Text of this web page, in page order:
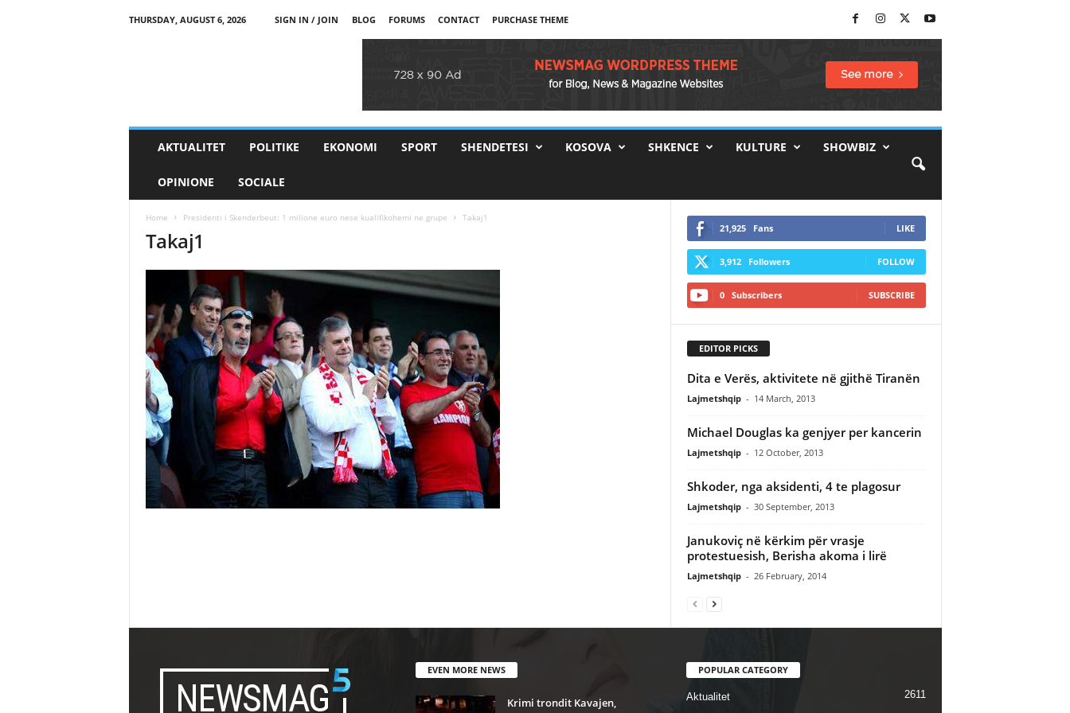
THURSDAY, AUGUST 6, 2026 SIGN IN / JOIN BLOG FORUMS CONTACT PURCHASE THEME
AKTUALITET POLITIKE EKONOMI SPORT SHENDETESI KOSOVA SHKENCE KULTURE SHOWBIZ
OPINIONE SOCIALE
Home Presidenti i Skenderbeut: 1 milione euro nese kualifikohemi ne grupe Takaj1
Takaj1 21,925 Fans LIKE
3,912 Followers FOLLOW
0 Subscribers SUBSCRIBE
EDITOR PICKS
Dita e Verës, aktivitete në gjithë Tiranën
Lajmetshqip - 14 March, 2013
Michael Douglas ka genjyer per kancerin
Lajmetshqip - 12 October, 2013
Shkoder, nga aksidenti, 4 te plagosur
Lajmetshqip - 30 September, 2013
Janukoviç në kërkim për vrasje
protestuesish, Berisha akoma i lirë
Lajmetshqip - 26 February, 2014
EVEN MORE NEWS
Krimi trondit Kavajen,
POPULAR CATEGORY
Aktualitet
2611